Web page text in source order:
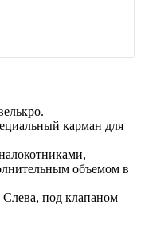
карман для
объемом в
под клапаном